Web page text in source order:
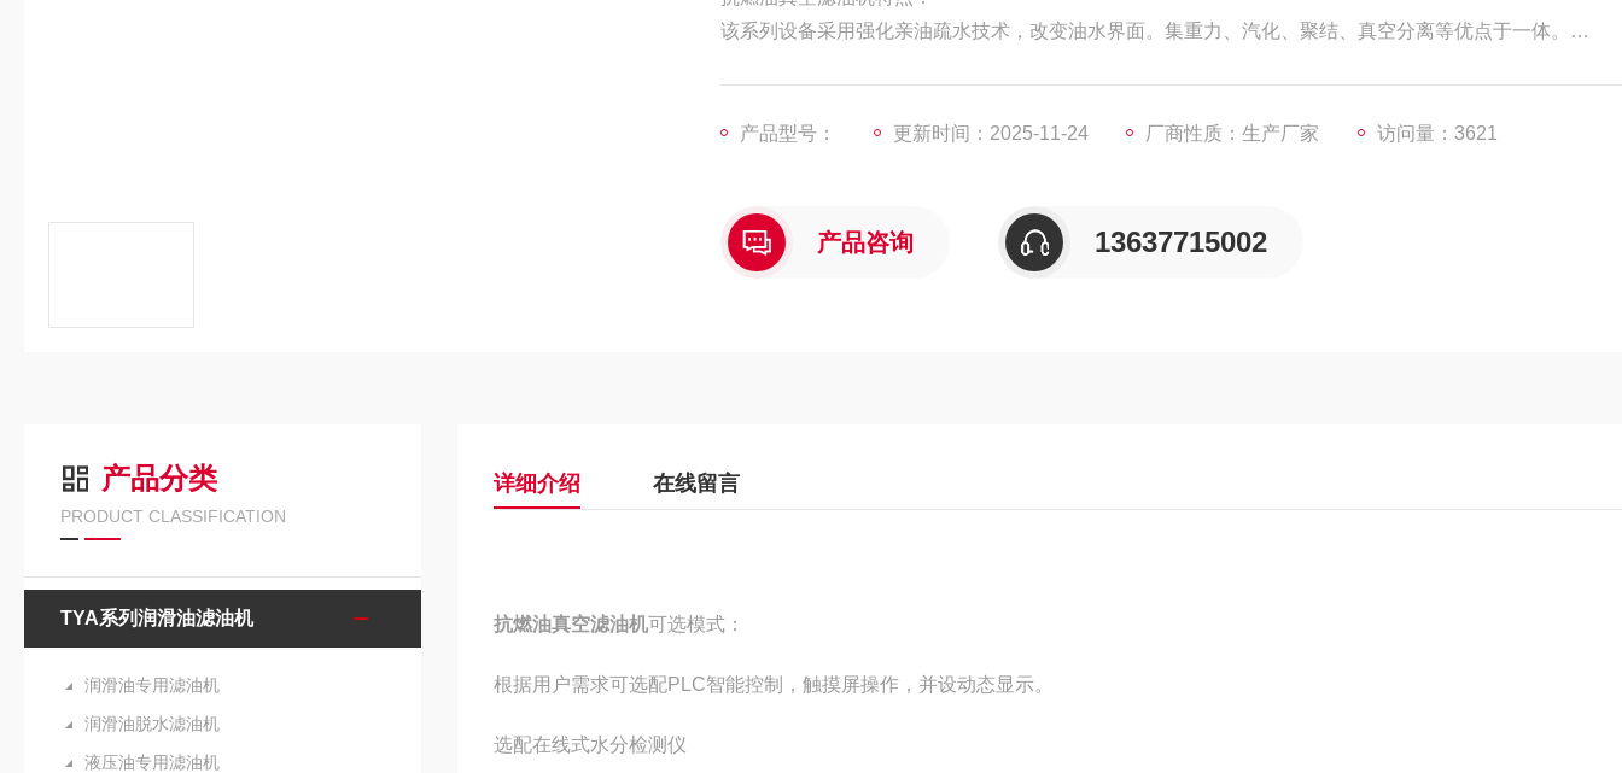
该系列设备采用强化亲油疏水技术，改变油水界面。集重力、汽化、聚结、真空分离等优点于一体。
产品型号： 更新时间：2025-11-24 厂商性质：生产厂家 访问量：3621
产品咨询 13637715002
产品分类
PRODUCT CLASSIFICATION
TYA系列润滑油滤油机
润滑油专用滤油机
润滑油脱水滤油机
液压油专用滤油机
详细介绍 在线留言
抗燃油真空滤油机可选模式：
根据用户需求可选配PLC智能控制，触摸屏操作，并设动态显示。
选配在线式水分检测仪